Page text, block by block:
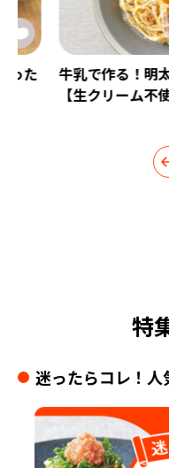
牛乳で作る！明太子カ
【生クリーム不使用】
特
迷ったらコレ！人